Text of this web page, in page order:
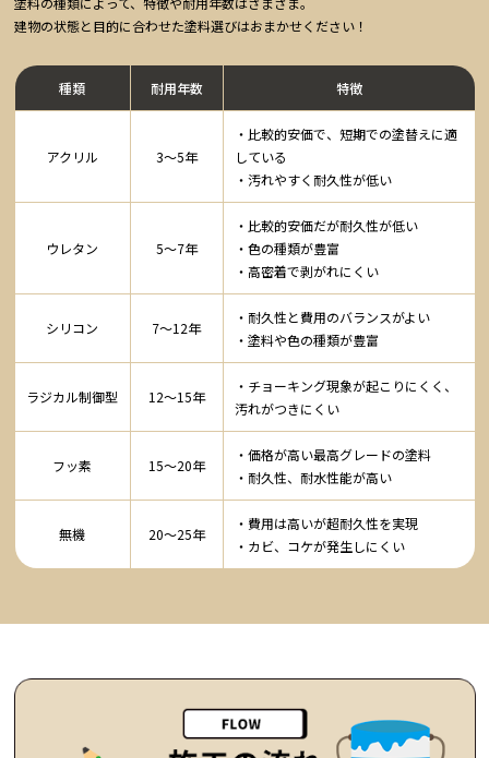
建物の状態と目的に合わせた塗料選びはおまかせください！
種類 耐用年数 特徴
アクリル 3～5年
・比較的安価で、短期での塗替えに適
している
・汚れやすく耐久性が低い
ウレタン 5～7年
・比較的安価だが耐久性が低い
・色の種類が豊富
・高密着で剥がれにくい
シリコン 7～12年
・耐久性と費用のバランスがよい
・塗料や色の種類が豊富
ラジカル制御型 12～15年
・チョーキング現象が起こりにくく、
汚れがつきにくい
フッ素 15～20年
・価格が高い最高グレードの塗料
・耐久性、耐水性能が高い
無機 20〜25年
・費用は高いが超耐久性を実現
・カビ、コケが発生しにくい